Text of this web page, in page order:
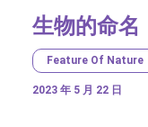
生物的命名
Feature Of Nature
2023 年 5 月 22 日